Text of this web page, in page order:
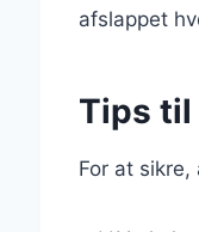
afslappet
Tips til
For at